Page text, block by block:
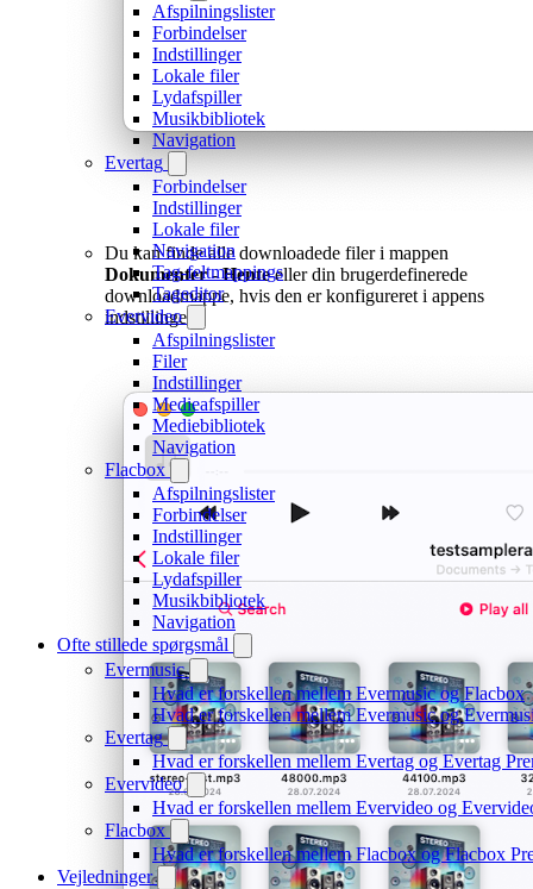
Afspilningslister
Forbindelser
Indstillinger
Lokale filer
Lydafspiller
Musikbibliotek
Navigation
Evertag
Forbindelser
Indstillinger
Lokale filer
Navigation
Tag-feltmappings
Tageditor
Evervideo
Afspilningslister
Filer
Indstillinger
Medieafspiller
Mediebibliotek
Navigation
Flacbox
Afspilningslister
Forbindelser
Indstillinger
Lokale filer
Lydafspiller
Musikbibliotek
Navigation
Ofte stillede spørgsmål
Evermusic
Hvad er forskellen mellem Evermusic og Flacbox
Hvad er forskellen mellem Evermusic og
Evertag
Hvad er forskellen mellem Evertag og Evertag
Evervideo
Hvad er forskellen mellem Evervideo og
Flacbox
Hvad er forskellen mellem Flacbox og Flacbox
Vejledninger
Du kan finde alle downloadede filer i mappen
Dokumenter-Henteeller din brugerdefinerede
downloadmappe, hvis den er konfigureret i appens
indstillinger.